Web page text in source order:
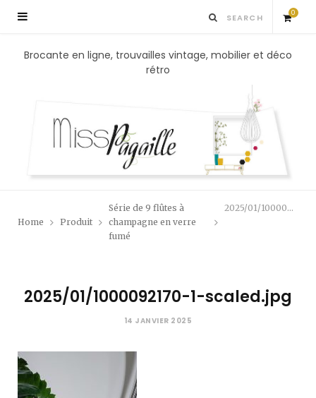
0
S
p
Brocante en ligne, trouvailles vintage, mobilier et déco
rétro
Home Produit
Série de 9 flûtes à
champagne en verre
fumé
2025/01/1000092170-1-scaled.jpg
2025/01/1000092170-1-scaled.jpg
14 JANVIER 2025